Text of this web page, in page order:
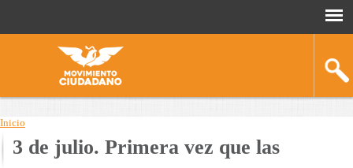
You
Inicio
3 de julio. Primera vez que las